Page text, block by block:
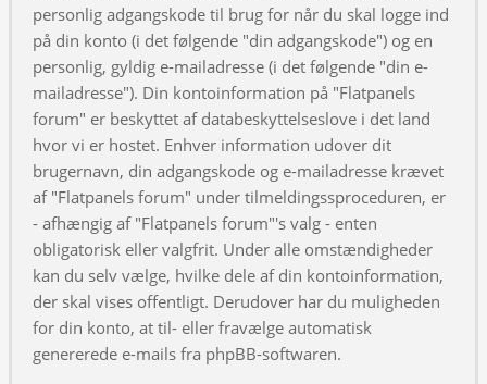
personlig adgangskode til brug for når du skal logge ind
på din konto (i det følgende "din adgangskode") og en
personlig, gyldig e-mailadresse (i det følgende "din e-
mailadresse"). Din kontoinformation på "Flatpanels
forum" er beskyttet af databeskyttelseslove i det land
hvor vi er hostet. Enhver information udover dit
brugernavn, din adgangskode og e-mailadresse krævet
af "Flatpanels forum" under tilmeldingssproceduren, er
- afhængig af "Flatpanels forum"'s valg - enten
obligatorisk eller valgfrit. Under alle omstændigheder
kan du selv vælge, hvilke dele af din kontoinformation,
der skal vises offentligt. Derudover har du muligheden
for din konto, at til- eller fravælge automatisk
genererede e-mails fra phpBB-softwaren.